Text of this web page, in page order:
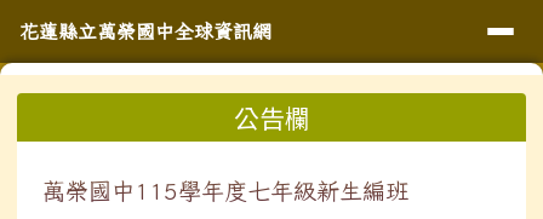
花蓮縣立萬榮國中全球資訊網
導覽列
花蓮縣立萬榮國中全球資訊網
公告欄
萬榮國中115學年度七年級新生編班
頁尾區域